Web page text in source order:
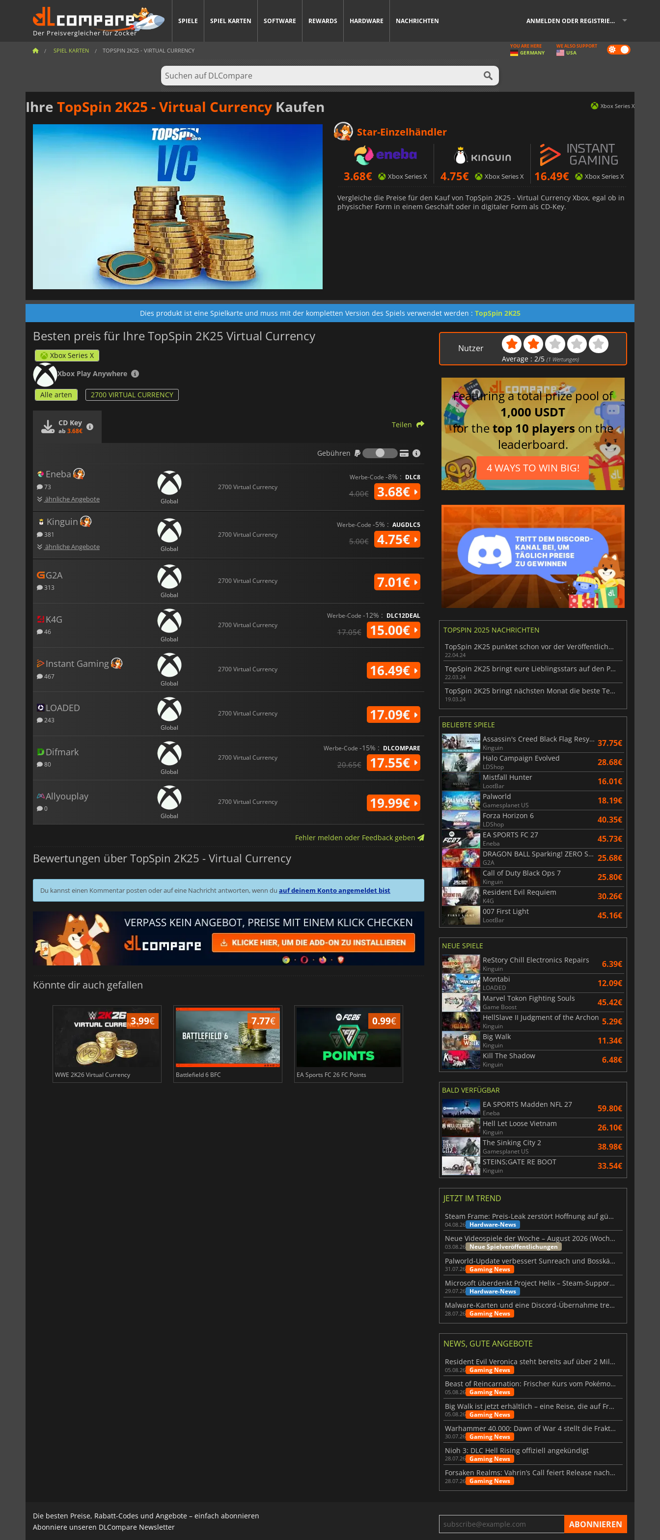
Der Preisvergleicher für Zocker
SPIELE SPIEL KARTEN SOFTWARE REWARDS HARDWARE NACHRICHTEN ANMELDEN ODER REGISTRIEREN
SPIEL KARTEN TOPSPIN 2K25 - VIRTUAL CURRENCY Dark
mode
YOU ARE HERE
GERMANY
WE ALSO SUPPORT
USA
Ihre TopSpin 2K25 - Virtual Currency Kaufen Xbox Series X
Star-Einzelhändler
3.68€ Xbox Series X 4.75€ Xbox Series X 16.49€ Xbox Series X
Vergleiche die Preise für den Kauf von TopSpin 2K25 - Virtual Currency Xbox, egal ob in
physischer Form in einem Geschäft oder in digitaler Form als CD-Key.
Dies produkt ist eine Spielkarte und muss mit der kompletten Version des Spiels verwendet werden : TopSpin 2K25
Besten preis für Ihre TopSpin 2K25 Virtual Currency
Xbox Series X
Xbox Play Anywhere
Alle arten 2700 VIRTUAL CURRENCY
CD Key
ab 3.68€
Teilen
Gebühren
Gebühren
Eneba
73
ähnliche Angebote Global
2700 Virtual Currency
Werbe-Code -8% : DLC8
4.00€ 3.68€
Kinguin
381
ähnliche Angebote Global
2700 Virtual Currency
Werbe-Code -5% : AUGDLC5
5.00€ 4.75€
G2A
313
Global
2700 Virtual Currency 7.01€
K4G
46
Global
2700 Virtual Currency
Werbe-Code -12% : DLC12DEAL
17.05€ 15.00€
Instant Gaming
467
Global
2700 Virtual Currency 16.49€
LOADED
243
Global
2700 Virtual Currency 17.09€
Difmark
80
Global
2700 Virtual Currency
Werbe-Code -15% : DLCOMPARE
20.65€ 17.55€
Allyouplay
0
Global
2700 Virtual Currency 19.99€
Fehler melden oder Feedback geben
Bewertungen über TopSpin 2K25 - Virtual Currency
Du kannst einen Kommentar posten oder auf eine Nachricht antworten, wenn du auf deinem Konto angemeldet bist
Könnte dir auch gefallen
3.99€
WWE 2K26 Virtual Currency
7.77€
Battlefield 6 BFC
0.99€
EA Sports FC 26 FC Points
3.65€
NBA 2K26 Virtual Currency
7.44
Madden NFL 26 Points
Nutzer
Average :2/5 (1 Wertungen)
Featuring a total prize pool of
1,000 USDT
for thetop 10 players on the
leaderboard.
4 WAYS TO WIN BIG!
TOPSPIN 2025 NACHRICHTEN
TopSpin 2K25 punktet schon vor der Veröffentlichung
22.04.24
TopSpin 2K25 bringt eure Lieblingsstars auf den Platz
22.03.24
TopSpin 2K25 bringt nächsten Monat die beste Tennissimulation
19.03.24
BELIEBTE SPIELE
Assassin's Creed Black Flag Resynced
Kinguin 37.75€
Halo Campaign Evolved
LDShop 28.68€
Mistfall Hunter
LootBar 16.01€
Palworld
Gamesplanet US 18.19€
Forza Horizon 6
LDShop 40.35€
EA SPORTS FC 27
Eneba 45.73€
DRAGON BALL Sparking! ZERO Super Limit Breaking NEO
G2A 25.68€
Call of Duty Black Ops 7
Kinguin 25.80€
Resident Evil Requiem
K4G 30.26€
007 First Light
LootBar 45.16€
NEUE SPIELE
ReStory Chill Electronics Repairs
Kinguin 6.39€
Montabi
LOADED 12.09€
Marvel Tokon Fighting Souls
Game Boost 45.42€
HellSlave II Judgment of the Archon
Kinguin 5.29€
Big Walk
Kinguin 11.34€
Kill The Shadow
Kinguin 6.48€
BALD VERFÜGBAR
EA SPORTS Madden NFL 27
Eneba 59.80€
Hell Let Loose Vietnam
Kinguin 26.10€
The Sinking City 2
Gamesplanet US 38.98€
STEINS;GATE RE BOOT
Kinguin 33.54€
JETZT IM TREND
Steam Frame: Preis-Leak zerstört Hoffnung auf günstiges VR-Headset
04.08.26 Hardware-News
Neue Videospiele der Woche – August 2026 (Woche 32)
03.08.26 Neue Spielveröffentlichungen
Palworld-Update verbessert Sunreach und Bosskämpfe deutlich
31.07.26 Gaming News
Microsoft überdenkt Project Helix – Steam-Support gefährdet
29.07.26 Hardware-News
Malware-Karten und eine Discord-Übernahme treffen Meccha Chameleon
28.07.26 Gaming News
NEWS, GUTE ANGEBOTE
Resident Evil Veronica steht bereits auf über 2 Millionen Wunschlisten
05.08.26 Gaming News
Beast of Reincarnation: Frischer Kurs vom Pokémon-Studio
05.08.26 Gaming News
Big Walk ist jetzt erhältlich – eine Reise, die auf Freundschaft basiert
05.08.26 Gaming News
Warhammer 40.000: Dawn of War 4 stellt die Fraktion der Necrons vor
30.07.26 Gaming News
Nioh 3: DLC Hell Rising offiziell angekündigt
28.07.26 Gaming News
Forsaken Realms: Vahrin’s Call feiert Release nach 10 Jahren
28.07.26 Gaming News
Die besten Preise, Rabatt-Codes und Angebote – einfach abonnieren
Abonniere unseren DLCompare Newsletter